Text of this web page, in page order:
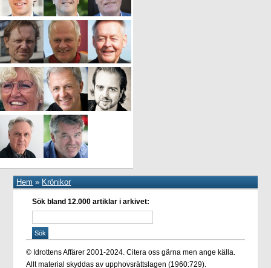
Hem » Krönikor
Sök bland 12.000 artiklar i arkivet:
© Idrottens Affärer 2001-2024. Citera oss gärna men ange källa.
Allt material skyddas av upphovsrättslagen (1960:729).